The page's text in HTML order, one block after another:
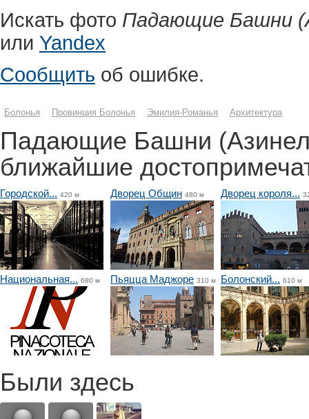
Искать фото Падающие Башни
или Yandex
Сообщить об ошибке.
Болонья Провинция Болонья Эмилия-Романья Архитектура
Падающие Башни
ближайшие
Городской... 420 м Дворец Общин 480 м Дворец короля...
Национальная... 680 м Пьяцца Маджоре 310 м Болонский... 610 м
Были здесь